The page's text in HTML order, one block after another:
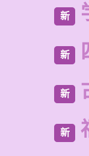
新
新
新
新